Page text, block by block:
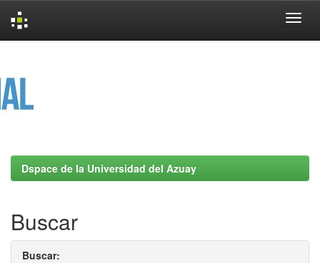
Dspace de la Universidad del Azuay
Buscar
Buscar: